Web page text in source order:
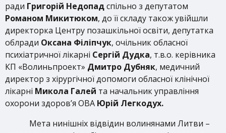
ради Григорій Недопадспільно з депутатом
Романом Микитюком, до її складу також увійшли
директорка Центру позашкільної освіти, депутатка
облради Оксана Філіпчук, очільник обласної
психіатричної лікарні Сергій Дудка, т.в.о. керівника
КП «Волиньпроект» Дмитро Дубняк, медичний
директор з хірургічної допомоги обласної клінічної
лікарні Микола Галей та начальник управління
охорони здоров’я ОВА Юрій Легкодух.
Мета нинішніх відвідин волинянами Литви –